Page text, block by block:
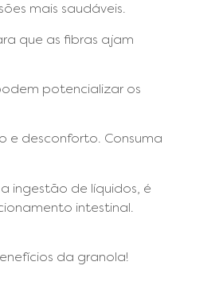
mais saudáveis.
que as fibras ajam
potencializar os
e desconforto. Consuma
ingestão de líquidos, é
intestinal.
da granola!